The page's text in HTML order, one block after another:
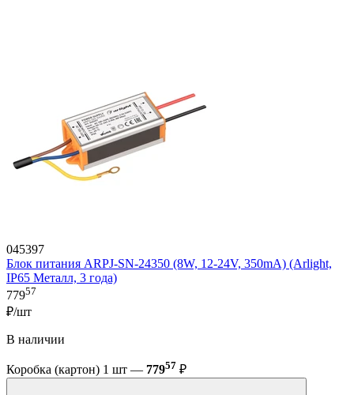
045397
Блок питания ARPJ-SN-24350 (8W, 12-24V, 350mA) (Arlight,
IP65 Металл, 3 года)
77957
₽/шт
В наличии
Коробка (картон) 1 шт — 77957 ₽